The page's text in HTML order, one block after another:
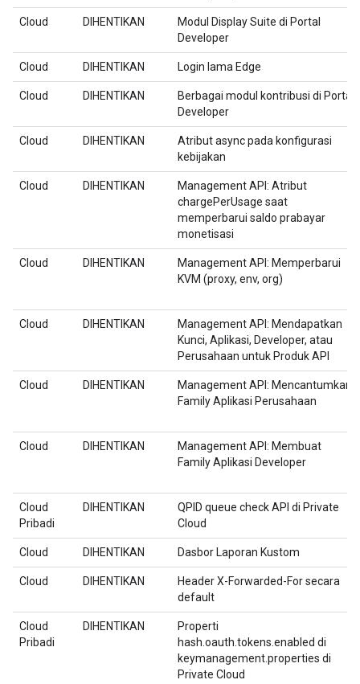
Cloud DIHENTIKAN
Modul Display Suite di Portal
Developer
Cloud DIHENTIKAN Login lama Edge
Cloud DIHENTIKAN
Berbagai modul kontribusi di Portal
Developer
Cloud DIHENTIKAN
Atribut async pada konfigurasi
kebijakan
Cloud DIHENTIKAN
Management API: Atribut
chargePerUsage saat
memperbarui saldo prabayar
monetisasi
Cloud DIHENTIKAN
Management API: Memperbarui
KVM (proxy, env, org)
Cloud DIHENTIKAN
Management API: Mendapatkan
Kunci, Aplikasi, Developer, atau
Perusahaan untuk Produk API
Cloud DIHENTIKAN
Management API: Mencantumkan
Family Aplikasi Perusahaan
Cloud DIHENTIKAN
Management API: Membuat
Family Aplikasi Developer
Cloud
Pribadi
DIHENTIKAN
QPID queue check API di Private
Cloud
Cloud DIHENTIKAN Dasbor Laporan Kustom
Cloud DIHENTIKAN
Header X-Forwarded-For secara
default
Cloud
Pribadi
DIHENTIKAN
Properti
hash.oauth.tokens.enabled di
keymanagement.properties di
Private Cloud